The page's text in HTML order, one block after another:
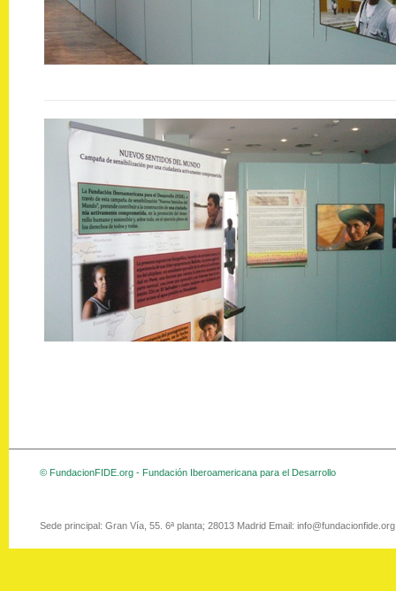
© FundacionFIDE.org - Fundación Iberoamericana para el Desarrollo
Sede principal: Gran Vía, 55. 6ª planta; 28013 Madrid Email: